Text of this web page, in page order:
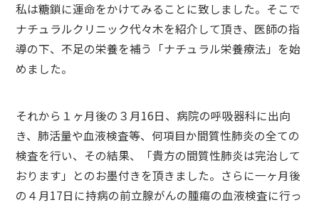
私は糖鎖に運命をかけてみることに致しました。そこで
ナチュラルクリニック代々木を紹介して頂き、医師の指
導の下、不足の栄養を補う「ナチュラル栄養療法」を始
めました。
それから１ヶ月後の３月16日、病院の呼吸器科に出向
き、肺活量や血液検査等、何項目か間質性肺炎の全ての
検査を行い、その結果、「貴方の間質性肺炎は完治して
おります」とのお墨付きを頂きました。さらに一ヶ月後
の４月17日に持病の前立腺がんの腫瘍の血液検査に行っ